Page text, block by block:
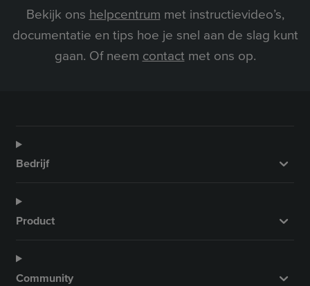
Bekijk ons helpcentrum met instructievideo’s,
documentatie en tips hoe je snel aan de slag kunt
gaan. Of neem contact met ons op.
Bedrijf
Product
Community